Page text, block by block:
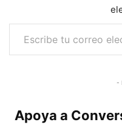
Escribe tu correo electrónico…
-
Apoya a